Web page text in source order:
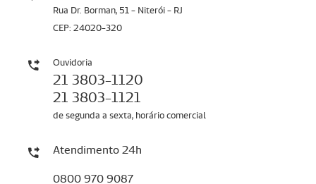
Rua Dr. Borman, 51 - Niterói - RJ
CEP: 24020-320
Ouvidoria
21 3803-1120
21 3803-1121
de segunda a sexta, horário comercial
Atendimento 24h
0800 970 9087